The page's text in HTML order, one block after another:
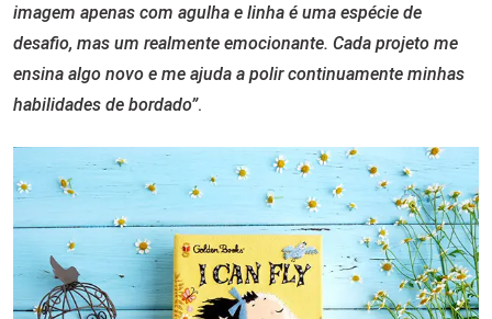
imagem apenas com agulha e linha é uma espécie de
desafio, mas um realmente emocionante. Cada projeto me
ensina algo novo e me ajuda a polir continuamente minhas
habilidades de bordado”.